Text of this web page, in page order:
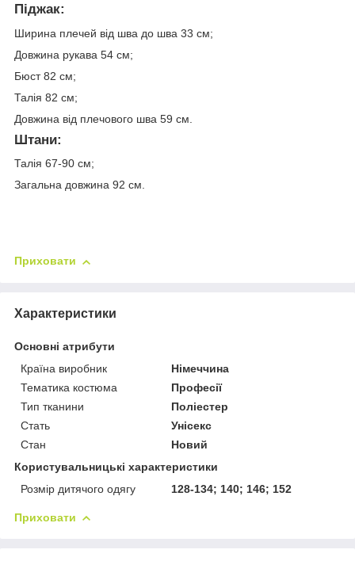
Піджак:
Ширина плечей від шва до шва 33 см;
Довжина рукава 54 см;
Бюст 82 см;
Талія 82 см;
Довжина від плечового шва 59 см.
Штани:
Талія 67-90 см;
Загальна довжина 92 см.
Приховати
Характеристики
Основні атрибути
Країна виробник
Німеччина
Тематика костюма
Професії
Тип тканини
Поліестер
Стать
Унісекс
Стан
Новий
Користувальницькі характеристики
Розмір дитячого одягу
128-134; 140; 146; 152
Приховати